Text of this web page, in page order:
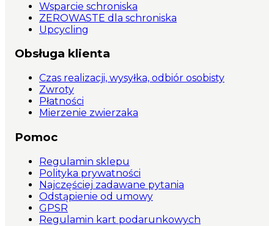
Wsparcie schroniska
ZEROWASTE dla schroniska
Upcycling
Obsługa klienta
Czas realizacji, wysyłka, odbiór osobisty
Zwroty
Płatności
Mierzenie zwierzaka
Pomoc
Regulamin sklepu
Polityka prywatności
Najczęściej zadawane pytania
Odstąpienie od umowy
GPSR
Regulamin kart podarunkowych